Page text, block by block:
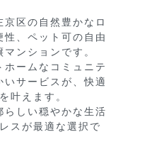
区の自然豊かなロ
、ペット可の自由
ンションです。
ームなコミュニテ
いサービスが、快適
叶えます。
らしい穏やかな生活
スが最適な選択で